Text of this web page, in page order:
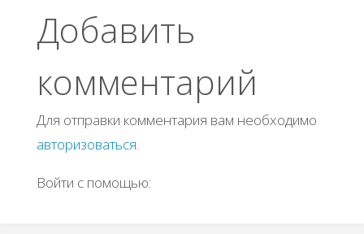
Добавить
комментарий
Для отправки комментария вам необходимо
авторизоваться.
Войти с помощью: